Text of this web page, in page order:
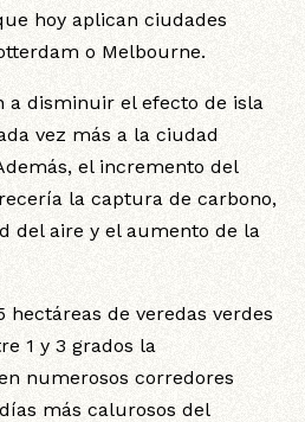
hoy aplican ciudades
o Melbourne.
a disminuir el efecto de isla
vez más a la ciudad
el incremento del
la captura de carbono,
del aire y el aumento de la
hectáreas de veredas verdes
1 y 3 grados la
numerosos corredores
más calurosos del